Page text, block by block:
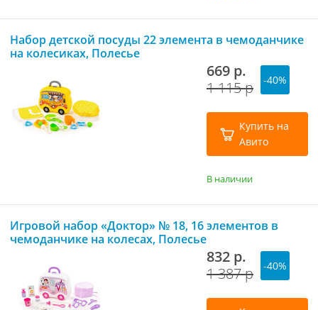
Набор детской посуды 22 элемента в чемоданчике
на колесиках, Полесье
669 р.
1 115 р
-40%
Купить на
Авито
В наличии
Игровой набор «Доктор» № 18, 16 элементов в
чемоданчике на колесах, Полесье
832 р.
1 387 р
-40%